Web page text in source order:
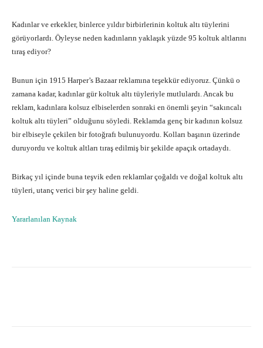
Kadınlar ve erkekler, binlerce yıldır birbirlerinin koltuk altı tüylerini
görüyorlardı. Öyleyse neden kadınların yaklaşık yüzde 95 koltuk altlarını
tıraş ediyor?
Bunun için 1915 Harper’s Bazaar reklamına teşekkür ediyoruz. Çünkü o
zamana kadar, kadınlar gür koltuk altı tüyleriyle mutlulardı. Ancak bu
reklam, kadınlara kolsuz elbiselerden sonraki en önemli şeyin “sakıncalı
koltuk altı tüyleri” olduğunu söyledi. Reklamda genç bir kadının kolsuz
bir elbiseyle çekilen bir fotoğrafı bulunuyordu. Kolları başının üzerinde
duruyordu ve koltuk altları tıraş edilmiş bir şekilde apaçık ortadaydı.
Birkaç yıl içinde buna teşvik eden reklamlar çoğaldı ve doğal koltuk altı
tüyleri, utanç verici bir şey haline geldi.
Yararlanılan Kaynak